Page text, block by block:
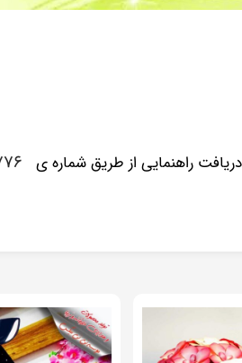
راهنمایی از طریق شماره ی ۸۷۷۶